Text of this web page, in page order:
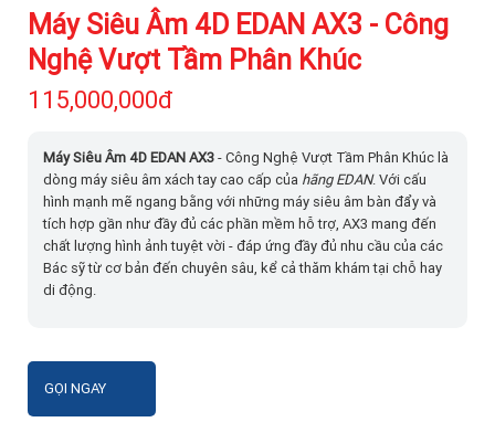
Máy Siêu Âm 4D EDAN AX3 - Công
Nghệ Vượt Tầm Phân Khúc
115,000,000đ
Máy Siêu Âm 4D EDAN AX3- Công Nghệ Vượt Tầm Phân Khúc là
dòng máy siêu âm xách tay cao cấp của hãng EDAN. Với cấu
hình mạnh mẽ ngang bằng với những máy siêu âm bàn đẩy và
tích hợp gần như đầy đủ các phần mềm hỗ trợ, AX3 mang đến
chất lượng hình ảnh tuyệt vời - đáp ứng đầy đủ nhu cầu của các
Bác sỹ từ cơ bản đến chuyên sâu, kể cả thăm khám tại chỗ hay
di động.
GỌI NGAY